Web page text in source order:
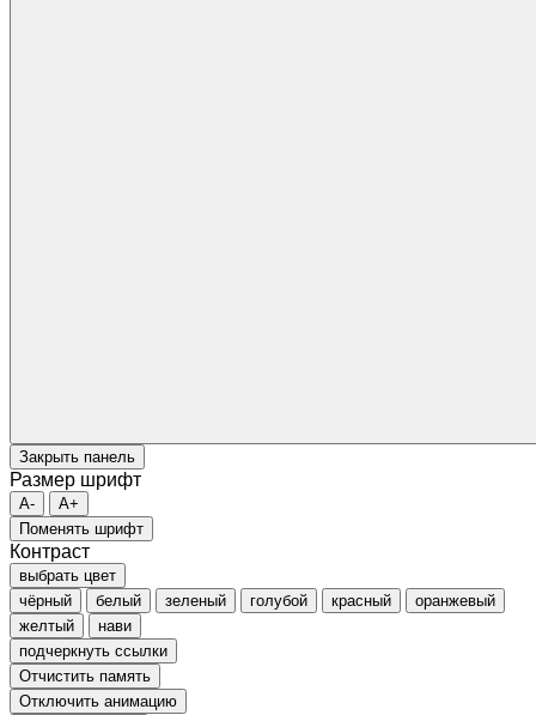
Закрыть панель
Размер шрифт
A-
A+
Поменять шрифт
Контраст
выбрать цвет
чёрный
белый зеленый голубой красный
оранжевый
желтый
нави
подчеркнуть ссылки
Отчистить память
Отключить анимацию